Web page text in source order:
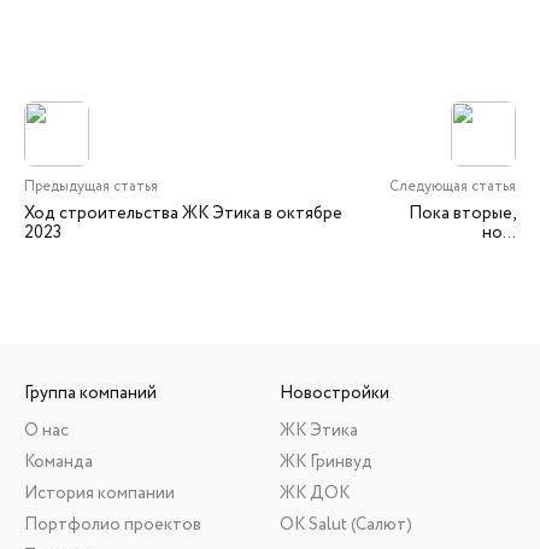
Предыдущая статья
Ход строительства ЖК Этика в октябре
2023
Следующая статья
Пока вторые,
но…
Группа компаний
О нас
Команда
История компании
Портфолио проектов
Новостройки
ЖК Этика
ЖК Гринвуд
ЖК ДОК
ОК Salut (Салют)